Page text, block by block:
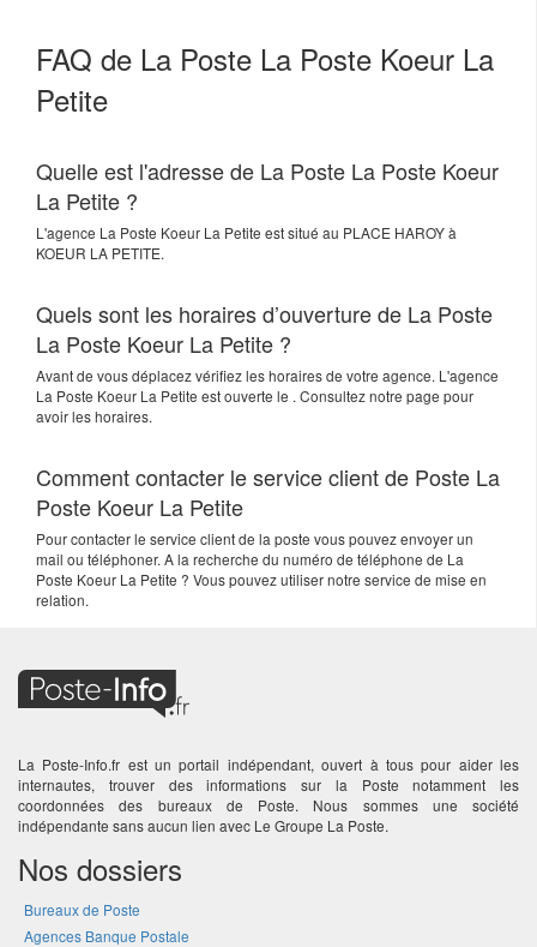
FAQ de La Poste La Poste Koeur La
Petite
Quelle est l'adresse de La Poste La Poste Koeur
La Petite ?
L'agence La Poste Koeur La Petite est situé au PLACE HAROYà
KOEUR LA PETITE.
Quels sont les horaires d’ouverture de La Poste
La Poste Koeur La Petite ?
Avant de vous déplacez vérifiez les horaires de votre agence. L'agence
La Poste Koeur La Petite est ouverte le . Consultez notre page pour
avoir les horaires.
Comment contacter le service client de Poste La
Poste Koeur La Petite
Pour contacter le service client de la poste vous pouvez envoyer un
mail ou téléphoner. A la recherche du numéro de téléphone de La
Poste Koeur La Petite ? Vous pouvez utiliser notre service de mise en
relation.
La Poste-Info.fr est un portail indépendant, ouvert à tous pour aider les
internautes, trouver des informations sur la Poste notamment les
coordonnées des bureaux de Poste. Nous sommes une société
indépendante sans aucun lien avec Le Groupe La Poste.
Nos dossiers
Bureaux de Poste
Agences Banque Postale